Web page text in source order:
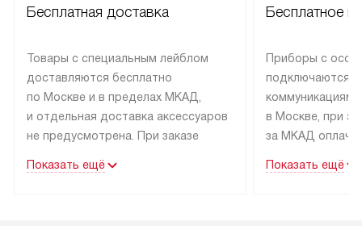
Бесплатная доставка
Товары с специальным лейблом
доставляются бесплатно
по Москве и в пределах МКАД,
и отдельная доставка аксессуаров
не предусмотрена. При заказе
рекомендуем обсудить
Показать ещё
Бесплатное
Приборы с
подключаются к
коммуникациям
в Москве, при
за МКАД
партнера
Показать ещё